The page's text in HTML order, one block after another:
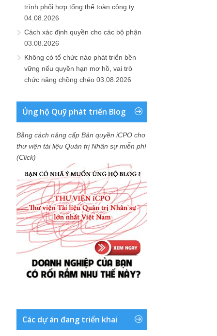
trình phối hợp tổng thể toàn công ty
04.08.2026
Cách xác định quyền cho các bộ phận
03.08.2026
Không có tổ chức nào phát triển bền
vững nếu quyền hạn mơ hồ, vai trò
chức năng chồng chéo 03.08.2026
Ủng hộ Quỹ phát triển Blog
Bằng cách nâng cấp Bản quyền iCPO cho
thư viện tài liệu Quản trị Nhân sự miễn phí
(Click)
Các dự án đang triển khai